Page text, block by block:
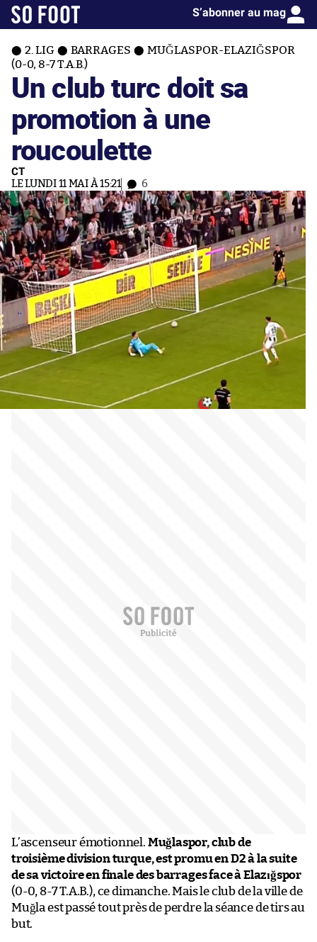
S’abonner au mag
2. LIG BARRAGES
MUĞLASPOR-ELAZIĞSPOR
(0-0, 8-7 T.A.B.)
Un club turc doit sa
promotion à une
roucoulette
CT
LE LUNDI 11 MAI À 15:21 6
L’ascenseur émotionnel. Muğlaspor, club de
troisième division turque, est promu en D2 à la suite
de sa victoire en finale des barrages face à Elazığspor
(0-0, 8-7 T.A.B.), ce dimanche. Mais le club de la ville de
Muğla est passé tout près de perdre la séance de tirs au
but.